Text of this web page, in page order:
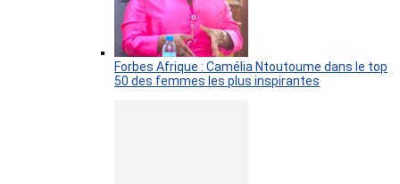
Forbes Afrique : Camélia Ntoutoume dans le top
50 des femmes les plus inspirantes